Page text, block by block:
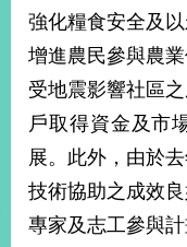
強化糧食安全及
增進農民參與農
受地震影響社區
戶取得資金及市
展。此外，由於
技術協助之成效
專家及志工參與